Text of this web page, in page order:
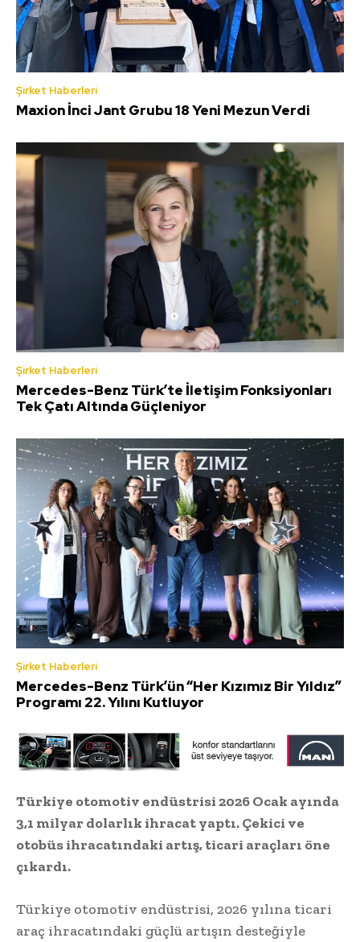
Şirket Haberleri
Maxion İnci Jant Grubu 18 Yeni Mezun Verdi
Şirket Haberleri
Mercedes-Benz Türk’te İletişim Fonksiyonları
Tek Çatı Altında Güçleniyor
Şirket Haberleri
Mercedes-Benz Türk’ün “Her Kızımız Bir Yıldız”
Programı 22. Yılını Kutluyor
Türkiye otomotiv endüstrisi 2026 Ocak ayında
3,1 milyar dolarlık ihracat yaptı. Çekici ve
otobüs ihracatındaki artış, ticari araçları öne
çıkardı.
Türkiye otomotiv endüstrisi, 2026 yılına ticari
araç ihracatındaki güçlü artışın desteğiyle